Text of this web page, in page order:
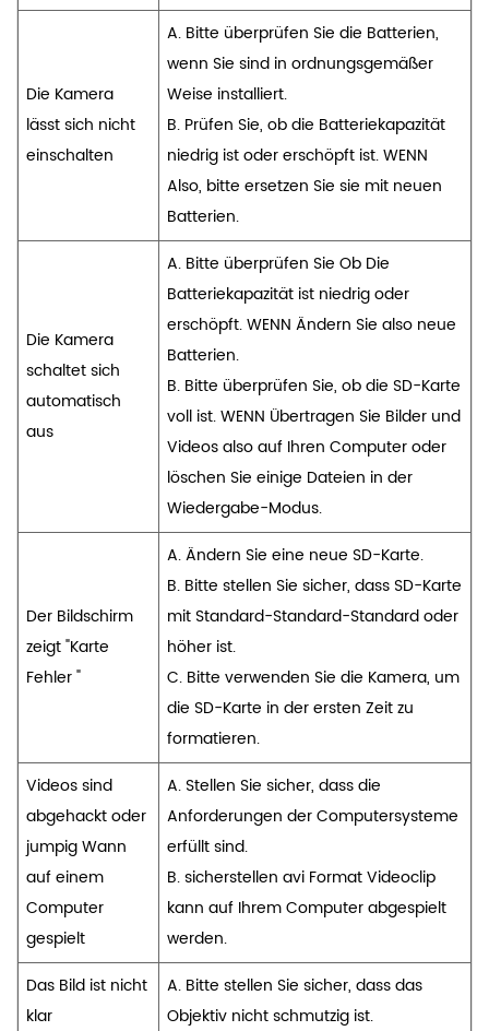
Die Kamera
lässt sich nicht
einschalten
A. Bitte überprüfen Sie die Batterien,
wenn Sie sind in ordnungsgemäßer
Weise installiert.
B. Prüfen Sie, ob die Batteriekapazität
niedrig ist oder erschöpft ist. WENN
Also, bitte ersetzen Sie sie mit neuen
Batterien.
Die Kamera
schaltet sich
automatisch
aus
A. Bitte überprüfen Sie Ob Die
Batteriekapazität ist niedrig oder
erschöpft. WENN Ändern Sie also neue
Batterien.
B. Bitte überprüfen Sie, ob die SD-Karte
voll ist. WENN Übertragen Sie Bilder und
Videos also auf Ihren Computer oder
löschen Sie einige Dateien in der
Wiedergabe-Modus.
Der Bildschirm
zeigt "Karte
Fehler "
A. Ändern Sie eine neue SD-Karte.
B. Bitte stellen Sie sicher, dass SD-Karte
mit Standard-Standard-Standard oder
höher ist.
C. Bitte verwenden Sie die Kamera, um
die SD-Karte in der ersten Zeit zu
formatieren.
Videos sind
abgehackt oder
jumpig Wann
auf einem
Computer
gespielt
A. Stellen Sie sicher, dass die
Anforderungen der Computersysteme
erfüllt sind.
B. sicherstellen avi Format Videoclip
kann auf Ihrem Computer abgespielt
werden.
Das Bild ist nicht
klar
A. Bitte stellen Sie sicher, dass das
Objektiv nicht schmutzig ist.